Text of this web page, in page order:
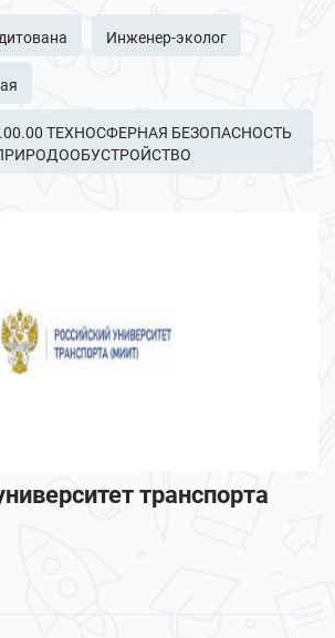
Инженер-эколог
ТЕХНОСФЕРНАЯ БЕЗОПАСНОСТЬ
транспорта